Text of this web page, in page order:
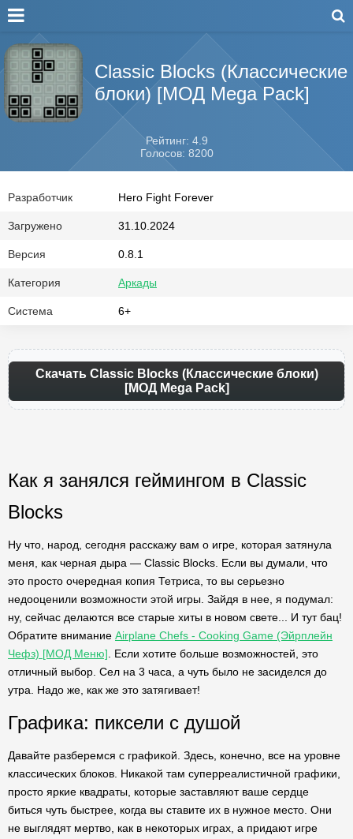
Classic Blocks (Классические
блоки) [МОД Mega Pack]
Рейтинг: 4.9
Голосов: 8200
Разработчик Hero Fight Forever
Загружено 31.10.2024
Версия 0.8.1
Категория Аркады
Система 6+
Скачать Classic Blocks (Классические блоки)
[МОД Mega Pack]
Как я занялся геймингом в Classic
Blocks
Ну что, народ, сегодня расскажу вам о игре, которая затянула
меня, как черная дыра — Classic Blocks. Если вы думали, что
это просто очередная копия Тетриса, то вы серьезно
недооценили возможности этой игры. Зайдя в нее, я подумал:
ну, сейчас делаются все старые хиты в новом свете... И тут бац!
Обратите внимание Airplane Chefs - Cooking Game (Эйрплейн
Чефз) [МОД Меню] . Если хотите больше возможностей, это
отличный выбор. Сел на 3 часа, а чуть было не засиделся до
утра. Надо же, как же это затягивает!
Графика: пиксели с душой
Давайте разберемся с графикой. Здесь, конечно, все на уровне
классических блоков. Никакой там суперреалистичной графики,
просто яркие квадраты, которые заставляют ваше сердце
биться чуть быстрее, когда вы ставите их в нужное место. Они
не выглядят мертво, как в некоторых играх, а придают игре